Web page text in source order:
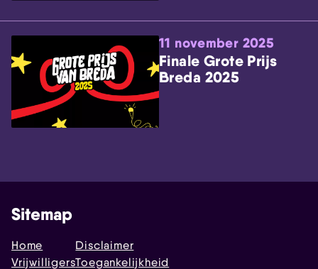
11 november 2025
Finale Grote Prijs
Breda 2025
Sitemap
Home
Vrijwilligers
Disclaimer
Toegankelijkheid